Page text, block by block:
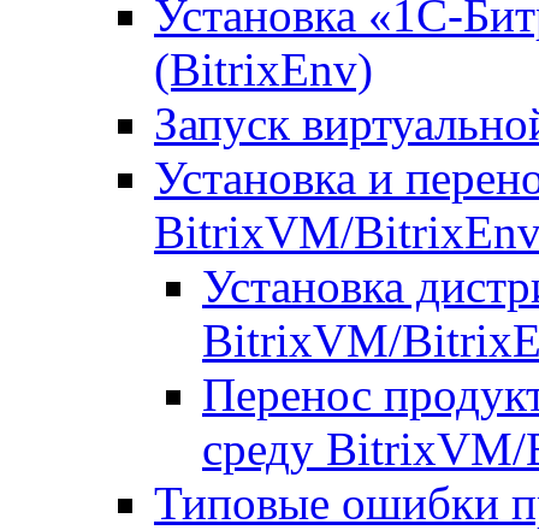
Установка «1С-
(BitrixEnv)
Запуск
Установка и
BitrixVM/
Установка
BitrixVM/
Перенос
среду
Типовые ошибки